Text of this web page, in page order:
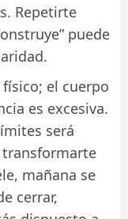
Repetirte
puede
el cuerpo
es excesiva.
será
transformarte
mañana se
cerrar,